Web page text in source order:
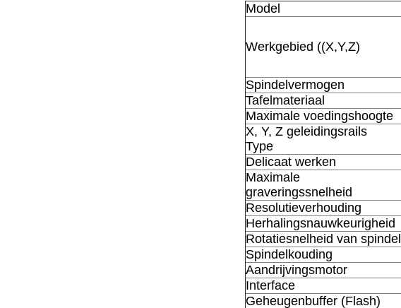
Model
Werkgebied ((X,Y,Z)
Spindelvermogen
Tafelmateriaal
Maximale voedingshoogte
X, Y, Z geleidingsrails
Type
Delicaat werken
Maximale
graveringssnelheid
Resolutieverhouding
Herhalingsnauwkeurigheid
Rotatiesnelheid van spindel
Spindelkouding
Aandrijvingsmotor
Interface
Geheugenbuffer (Flash)